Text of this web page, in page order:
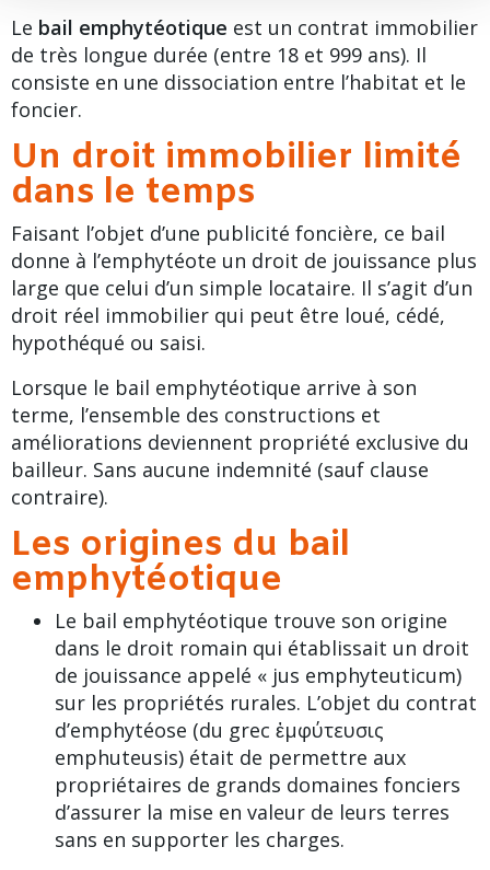
Le bail emphytéotique est un contrat immobilier
de très longue durée (entre 18 et 999 ans). Il
consiste en une dissociation entre l’habitat et le
foncier.
Un droit immobilier limité
dans le temps
Faisant l’objet d’une publicité foncière, ce bail
donne à l’emphytéote un droit de jouissance plus
large que celui d’un simple locataire. Il s’agit d’un
droit réel immobilier qui peut être loué, cédé,
hypothéqué ou saisi.
Lorsque le bail emphytéotique arrive à son
terme, l’ensemble des constructions et
améliorations deviennent propriété exclusive du
bailleur. Sans aucune indemnité (sauf clause
contraire).
Les origines du bail
emphytéotique
Le bail emphytéotique trouve son origine
dans le droit romain qui établissait un droit
de jouissance appelé « jus emphyteuticum)
sur les propriétés rurales. L’objet du contrat
d’emphytéose (du grec ἐμφύτευσις
emphuteusis) était de permettre aux
propriétaires de grands domaines fonciers
d’assurer la mise en valeur de leurs terres
sans en supporter les charges.